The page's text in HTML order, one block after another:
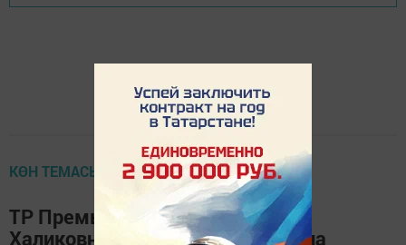
КӨН ТЕМАСЫ
ТР Премьер – министры Илдар
Халиковның Чирмешән районына